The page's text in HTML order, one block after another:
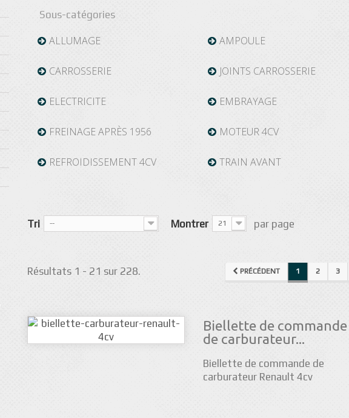
Sous-catégories
ALLUMAGE AMPOULE
CARROSSERIE JOINTS CARROSSERIE
ELECTRICITE EMBRAYAGE
FREINAGE APRÈS 1956 MOTEUR 4CV
REFROIDISSEMENT 4CV TRAIN AVANT
Tri -- Montrer 21 par page
PRÉCÉDENT 1 2 3
Résultats 1 - 21 sur 228.
Biellette de commande
de carburateur...
Biellette de commande de
carburateur Renault 4cv